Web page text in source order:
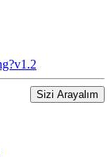
Sizi Arayalım